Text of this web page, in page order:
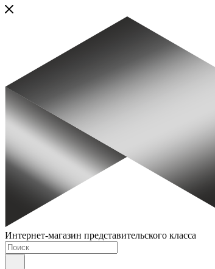
Интернет-магазин представительского класса